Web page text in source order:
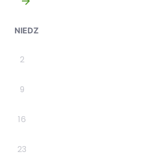
NIEDZ
2
9
16
23